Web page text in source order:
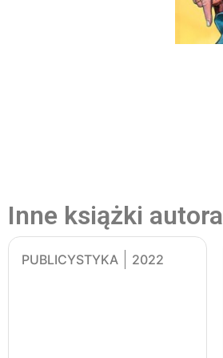
Inne książki autora
PUBLICYSTYKA 2022